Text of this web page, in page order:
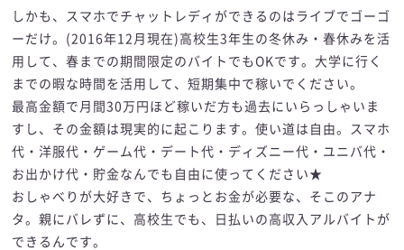
しかも、スマホでチャットレディができるのはライブでゴーゴ
ーだけ。(2016年12月現在)高校生3年生の冬休み・春休みを活
用して、春までの期間限定のバイトでもOKです。大学に行く
までの暇な時間を活用して、短期集中で稼いでください。
最高金額で月間30万円ほど稼いだ方も過去にいらっしゃいま
すし、その金額は現実的に起こります。使い道は自由。スマホ
代・洋服代・ゲーム代・デート代・ディズニー代・ユニバ代・
お出かけ代・貯金なんでも自由に使ってください★
おしゃべりが大好きで、ちょっとお金が必要な、そこのアナ
タ。親にバレずに、高校生でも、日払いの高収入アルバイトが
できるんです。